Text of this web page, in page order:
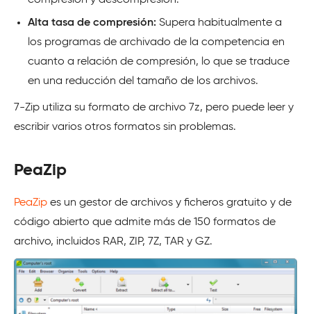
Alta tasa de compresión: Supera habitualmente a
los programas de archivado de la competencia en
cuanto a relación de compresión, lo que se traduce
en una reducción del tamaño de los archivos.
7-Zip utiliza su formato de archivo 7z, pero puede leer y
escribir varios otros formatos sin problemas.
PeaZip
PeaZip es un gestor de archivos y ficheros gratuito y de
código abierto que admite más de 150 formatos de
archivo, incluidos RAR, ZIP, 7Z, TAR y GZ.